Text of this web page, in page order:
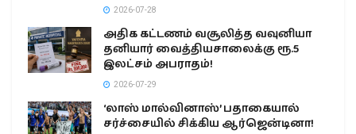
2026-07-28
அதிக கட்டணம் வசூலித்த வவுனியா
தனியார் வைத்தியசாலைக்கு ரூ.5
இலட்சம் அபராதம்!
2026-07-29
‘லாஸ் மால்வினாஸ்’ பதாகையால்
சர்ச்சையில் சிக்கிய ஆர்ஜென்டினா!